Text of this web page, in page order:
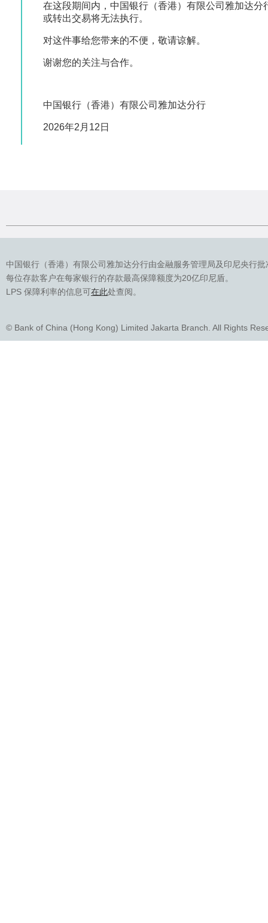
在这段期间内，中国银行（香港）有限公司雅加达
或转出交易将无法执行。
对这件事给您带来的不便，敬请谅解。
谢谢您的关注与合作。
中国银行（香港）有限公司雅加达分行
2026年2月12日
中国银行（香港）有限公司雅加达分行由金融服务管理局及印尼央行
每位存款客户在每家银行的存款最高保障额度为20亿印尼盾。
LPS 保障利率的信息可在此处查阅。
© Bank of China (Hong Kong) Limited Jakarta Branch. All Rights